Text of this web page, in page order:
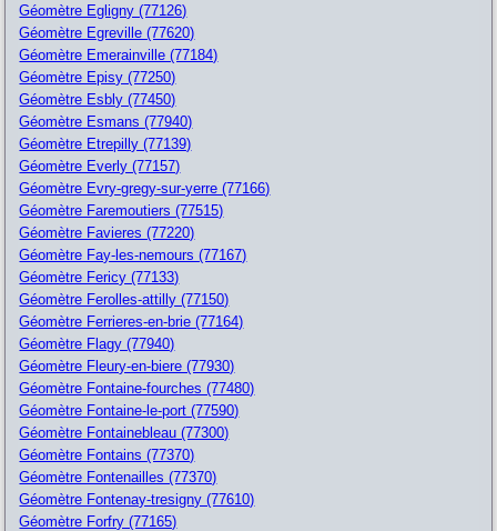
Géomètre Egligny (77126)
Géomètre Egreville (77620)
Géomètre Emerainville (77184)
Géomètre Episy (77250)
Géomètre Esbly (77450)
Géomètre Esmans (77940)
Géomètre Etrepilly (77139)
Géomètre Everly (77157)
Géomètre Evry-gregy-sur-yerre (77166)
Géomètre Faremoutiers (77515)
Géomètre Favieres (77220)
Géomètre Fay-les-nemours (77167)
Géomètre Fericy (77133)
Géomètre Ferolles-attilly (77150)
Géomètre Ferrieres-en-brie (77164)
Géomètre Flagy (77940)
Géomètre Fleury-en-biere (77930)
Géomètre Fontaine-fourches (77480)
Géomètre Fontaine-le-port (77590)
Géomètre Fontainebleau (77300)
Géomètre Fontains (77370)
Géomètre Fontenailles (77370)
Géomètre Fontenay-tresigny (77610)
Géomètre Forfry (77165)